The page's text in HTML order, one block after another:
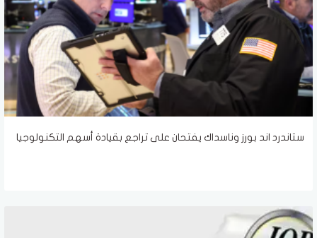
ستاندرد اند بورز وناسداك يفتحان على تراجع بقيادة أسهم التكنولوجيا